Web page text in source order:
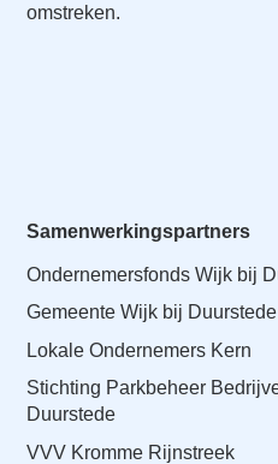
omstreken.
Samenwerkingspartners
Ondernemersfonds Wijk bij
Gemeente Wijk bij Duurstede
Lokale Ondernemers Kern
Stichting Parkbeheer
Duurstede
VVV Kromme Rijnstreek